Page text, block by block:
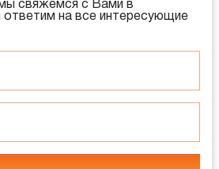
свяжемся с Вами в
на все интересующие